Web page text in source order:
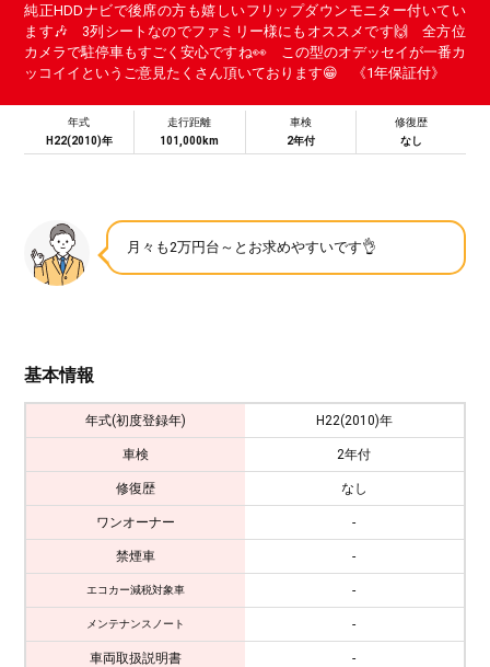
純正HDDナビで後席の方も嬉しいフリップダウンモニター付いてい
ます🎶 3列シートなのでファミリー様にもオススメです🙌 全方位
カメラで駐停車もすごく安心ですね👀 この型のオデッセイが一番カ
ッコイイというご意見たくさん頂いております😁 《1年保証付》
年式
H22(2010)年
走行距離
101,000km
車検
2年付
修復歴
なし
月々も2万円台～とお求めやすいです👌
基本情報
年式(初度登録年) H22(2010)年
車検 2年付
修復歴 なし
ワンオーナー -
禁煙車 -
エコカー減税対象車 -
メンテナンスノート -
車両取扱説明書 -